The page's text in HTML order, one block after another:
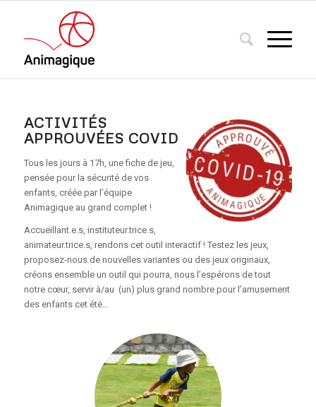
ACTIVITÉS
APPROUVÉES COVID
Tous les jours à 17h, une fiche de jeu,
pensée pour la sécurité de vos
enfants, créée par l’équipe
Animagique au grand complet !
Accueillant.e.s, instituteur.trice.s,
animateur.trice.s, rendons cet outil interactif ! Testez les jeux,
proposez-nous de nouvelles variantes ou des jeux originaux,
créons ensemble un outil qui pourra, nous l’espérons de tout
notre cœur, servir à/au (un) plus grand nombre pour l’amusement
des enfants cet été…